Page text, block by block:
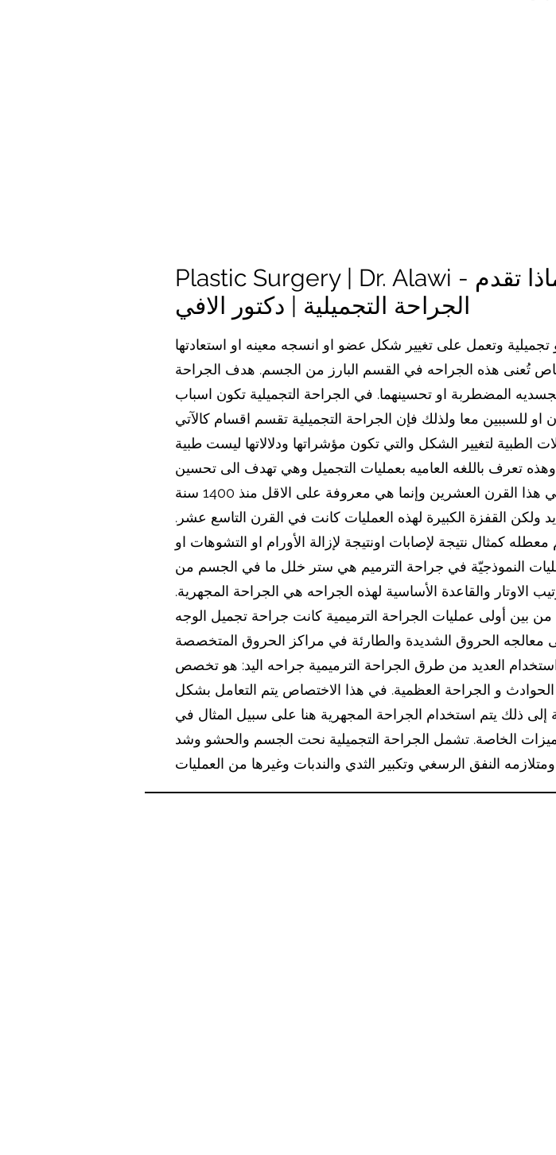
Plastic Surgery | Dr. Alawi - الجراحة التجميلية | ماذا تقدم
الجراحة التجميلية | دكتور الافي
وتعمل على تغيير شكل عضو او انسجه معينه او استعادتها
تُعنى هذه الجراحه في القسم البارز من الجسم. هدف الجراحة
المضطربة او تحسينهما. في الجراحة التجميلية تكون اسباب
للسببين معا ولذلك فإن الجراحة التجميلية تقسم اقسام كالآتي
الطبية لتغيير الشكل والتي تكون مؤشراتها ودلالاتها ليست طبية
تعرف باللغه العاميه بعمليات التجميل وهي تهدف الى تحسين
صوره المريض. الجراحه التجميليه هي ليست شيء جديد في هذا القرن العشرين وإنما هي معروفة على الاقل منذ 1400 سنة
القفزة الكبيرة لهذه العمليات كانت في القرن التاسع عشر.
كمثال نتيجة لإصابات اونتيجة لإزالة الأورام او التشوهات او
النموذجيّة في جراحة الترميم هي ستر خلل ما في الجسم من
الاوتار والقاعدة الأساسية لهذه الجراحه هي الجراحة المجهرية.
الترميمية في جراحة التجميل معروفه منذ 1500 عام من بين أولى عمليات الجراحة الترميمية كانت جراحة تجميل الوجه
معالجه الحروق الشديدة والطارئة في مراكز الحروق المتخصصة
العديد من طرق الجراحة الترميمية جراحه اليد: هو تخصص
و الجراحة العظمية. في هذا الاختصاص يتم التعامل بشكل
ذلك يتم استخدام الجراحة المجهرية هنا على سبيل المثال في
الخاصة. تشمل الجراحة التجميلية نحت الجسم والحشو وشد